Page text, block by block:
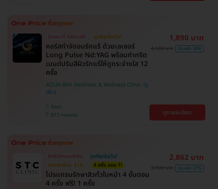
มีเฉพาะที่ HDmall! ถูกที่สุดในเว็บ!
คอร์สกำจัดขนรักแร้ ด้วยเลเซอร์
Long Pulse Nd:YAG พร้อมทำทรีต
เมนต์ปรับสีผิวรักแร้ให้ดูกระจ่างใส 12
ครั้ง
AQUA BKK Aesthetic & Wellness Clinic
วัฒนา
BTS ทองหล่อ
1,890 บาท
4,500 บาท ประหยัด 58%
ดูรายละเอียด
สิทธิ์มีจำนวนจำกัด
ถูกที่สุดในเว็บ!
ตกแค่ครั้งละ 518.-
4 ครั้ง แถม 1!
โปรแกรมรักษาสิวทั่วใบหน้า 4 ขั้นตอน
4 ครั้ง ฟรี! 1 ครั้ง
2,862 บาท
3,900 บาท ประหยัด 27%